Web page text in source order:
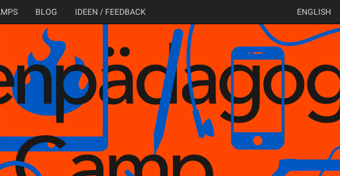
BLOG IDEEN / FEEDBACK ENGLISH